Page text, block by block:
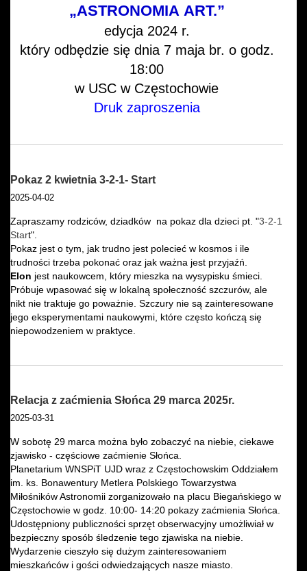
„ASTRONOMIA ART.”
edycja 2024 r.
który odbędzie się dnia 7 maja br. o godz.
18:00
w USC w Częstochowie
Druk zaproszenia
Pokaz 2 kwietnia 3-2-1- Start
2025-04-02
Zapraszamy rodziców, dziadków na pokaz dla dzieci pt. "3-2-1
Start".
Pokaz jest o tym, jak trudno jest polecieć w kosmos i ile
trudności trzeba pokonać oraz jak ważna jest przyjaźń.
Elon jest naukowcem, który mieszka na wysypisku śmieci.
Próbuje wpasować się w lokalną społeczność szczurów, ale
nikt nie traktuje go poważnie. Szczury nie są zainteresowane
jego eksperymentami naukowymi, które często kończą się
niepowodzeniem w praktyce.
Relacja z zaćmienia Słońca 29 marca 2025r.
2025-03-31
W sobotę 29 marca można było zobaczyć na niebie, ciekawe
zjawisko - częściowe zaćmienie Słońca.
Planetarium WNSPiT UJD wraz z Częstochowskim Oddziałem
im. ks. Bonawentury Metlera Polskiego Towarzystwa
Miłośników Astronomii zorganizowało na placu Biegańskiego w
Częstochowie w godz. 10:00- 14:20 pokazy zaćmienia Słońca.
Udostępniony publiczności sprzęt obserwacyjny umożliwiał w
bezpieczny sposób śledzenie tego zjawiska na niebie.
Wydarzenie cieszyło się dużym zainteresowaniem
mieszkańców i gości odwiedzających nasze miasto.